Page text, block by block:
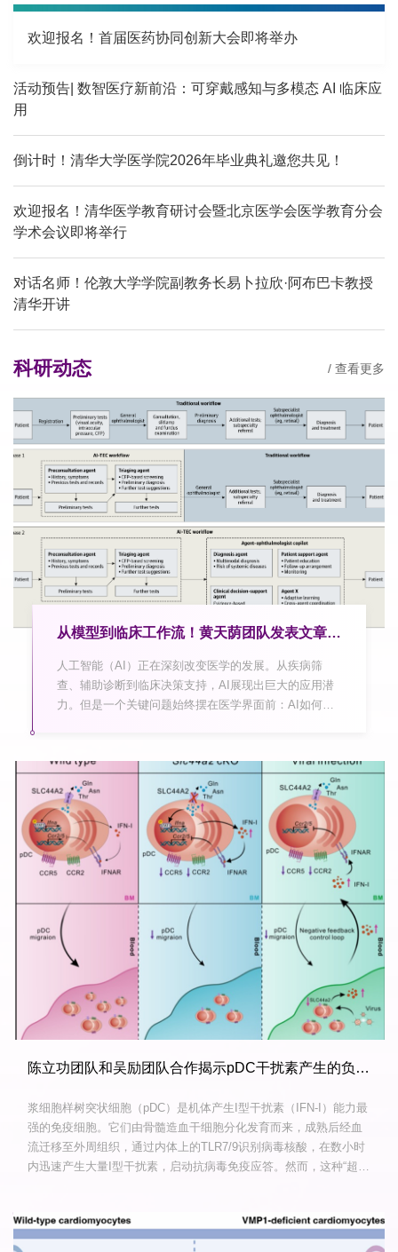
欢迎报名！首届医药协同创新大会即将举办
活动预告| 数智医疗新前沿：可穿戴感知与多模态 AI 临床应
用
倒计时！清华大学医学院2026年毕业典礼邀您共见！
欢迎报名！清华医学教育研讨会暨北京医学会医学教育分会
学术会议即将举行
对话名师！伦敦大学学院副教务长易卜拉欣·阿布巴卡教授
清华开讲
科研动态 / 查看更多
从模型到临床工作流！黄天荫团队发表文章探索AI赋能眼科诊疗新框架
人工智能（AI）正在深刻改变医学的发展。从疾病筛
查、辅助诊断到临床决策支持，AI展现出巨大的应用潜
力。但是一个关键问题始终摆在医学界面前：AI如何真
陈立功团队和吴励团队合作揭示pDC干扰素产生的负反馈新机制
浆细胞样树突状细胞（pDC）是机体产生I型干扰素（IFN-I）能力最
强的免疫细胞。它们由骨髓造血干细胞分化发育而来，成熟后经血
流迁移至外周组织，通过内体上的TLR7/9识别病毒核酸，在数小时
内迅速产生大量I型干扰素，启动抗病毒免疫应答。然而，这种“超能
免疫疾病。同时，在LCMV病毒感染中，pDC持续...